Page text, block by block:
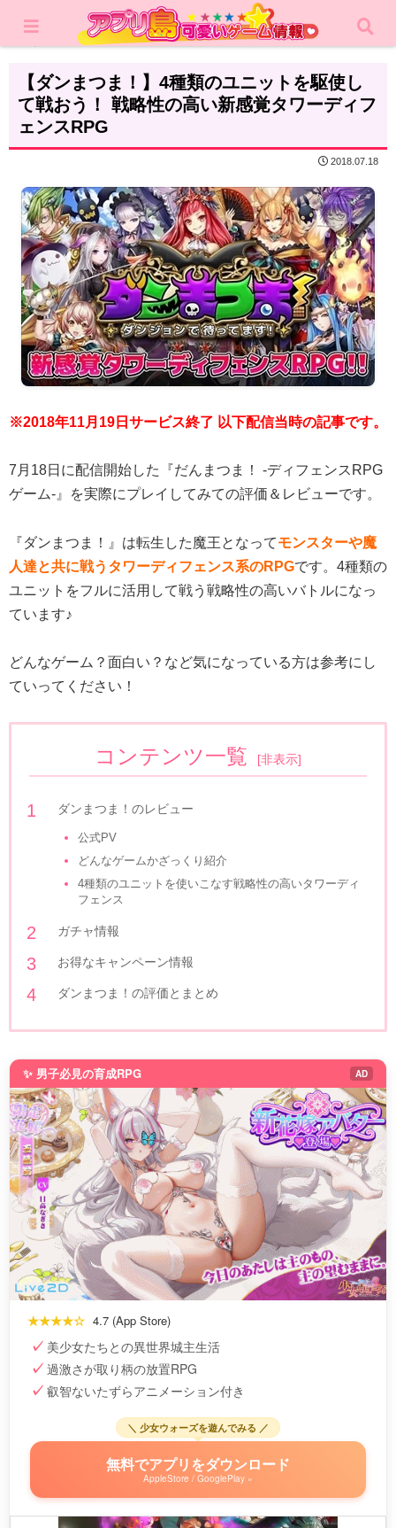
レビュー シミュレーション
【ダンまつま！】4種類のユニットを駆使し
て戦おう！ 戦略性の高い新感覚タワーディフ
ェンスRPG
2018.07.18
※2018年11月19日サービス終了 以下配信当時の記事です。
7月18日に配信開始した『だんまつま！ -ディフェンスRPG
ゲーム-』を実際にプレイしてみての評価＆レビューです。
『ダンまつま！』は転生した魔王となってモンスターや魔
人達と共に戦うタワーディフェンス系のRPGです。4種類の
ユニットをフルに活用して戦う戦略性の高いバトルになっ
ています♪
どんなゲーム？面白い？など気になっている方は参考にし
ていってください！
コンテンツ一覧 [非表示]
ダンまつま！のレビュー
公式PV
どんなゲームかざっくり紹介
4種類のユニットを使いこなす戦略性の高いタワーディ
フェンス
ガチャ情報
お得なキャンペーン情報
ダンまつま！の評価とまとめ
✨ 男子必見の育成RPG AD
★★★★☆ 4.7 (App Store)
美少女たちとの異世界城主生活
過激さが取り柄の放置RPG
叡智ないたずらアニメーション付き
＼ 少女ウォーズを遊んでみる ／
無料でアプリをダウンロード
AppleStore / GooglePlay »